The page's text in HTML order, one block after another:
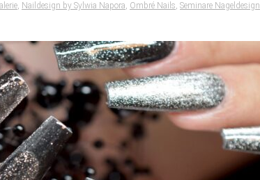
, Naildesign by Sylwia Napora, Ombré Nails, Seminare Nageldesign